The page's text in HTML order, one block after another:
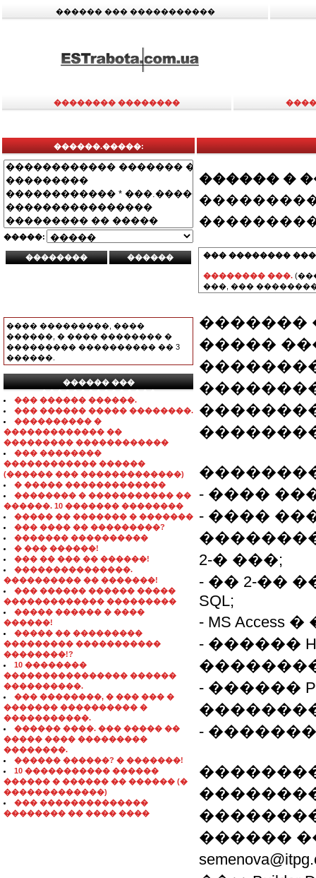
������ ��� �����������
�������� ��������
������.�����:
�����:
���� ���������, ����
������, � ���� �������� �
��������� ���������� �� 3
������.
������ ���
���������������
��� ������ ������.
��� ������ ����� ��������.
���������� �
������������� ��
��������� ������������
��� ��������
������������ ������
(������ ��� �������������)
� ����� �������������
�������� � ����������� ��
������. 10 ������� ��������
����� �� ������� � �������
��� ���� �� ���������?
������� ����������
� ��� ������!
��� �� ��� �� ������!
���������������.
���������� �� �������!
��� ������ ������ �����
������������� ���������
����� ������ � ����
������!
����� �� ���������
��������� �����������
��������!?
10 ��������
���������������� ������
����������.
��� ��������, � ��� ��� �
������� ���������� �
�����������.
������ ����. ��� ����� ��
����� ���� ���������
��������.
������ ������? � �������!
10 ����������� ������
������ � ������ �� ������ (�
�������������)
��� ��������������
�������� �� ���� ����
������ �
��� ��������
�������� ���.
���, ���
�������
�����
- ����
- ����
���������
2-� ���;
- �� 2-��
SQL;
- MS
- ������
- ������
-
��������
������